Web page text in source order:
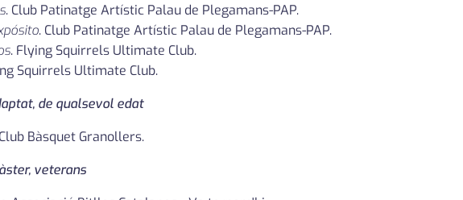
. Club Patinatge Artístic Palau de Plegamans-PAP.
. Club Patinatge Artístic Palau de Plegamans-PAP.
. Flying Squirrels Ultimate Club.
Squirrels Ultimate Club.
de qualsevol edat
Bàsquet Granollers.
veterans